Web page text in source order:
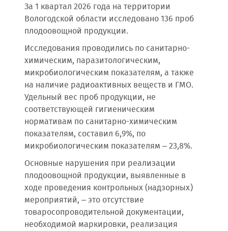
За 1 квартал 2026 года на территории
Вологодской области исследовано 136 проб
плодоовощной продукции.
Исследования проводились по санитарно-
химическим, паразитологическим,
микробиологическим показателям, а также
на наличие радиоактивных веществ и ГМО.
Удельный вес проб продукции, не
соответствующей гигиеническим
нормативам по санитарно-химическим
показателям, составил 6,9%, по
микробиологическим показателям – 23,8%.
Основные нарушения при реализации
плодоовощной продукции, выявленные в
ходе проведения контрольных (надзорных)
мероприятий, – это отсутствие
товаросопроводительной документации,
необходимой маркировки, реализация